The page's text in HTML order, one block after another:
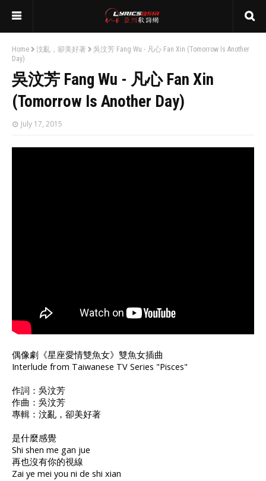
Home 汶亂，卻美好著
吳汶芳 Fang Wu - 凡心 Fan Xin (Tomorrow Is Another
Day)
吳汶芳 Fang Wu - 凡心 Fan Xin
(Tomorrow Is Another Day)
July 17, 2015
偶像劇《星座愛情雙魚女》雙魚女插曲
Interlude from Taiwanese TV Series "Pisces"
作詞：吳汶芳
作曲：吳汶芳
專輯：汶亂，卻美好著
是什麼感覺
Shi shen me gan jue
再也沒有你的視線
Zai ye mei you ni de shi xian